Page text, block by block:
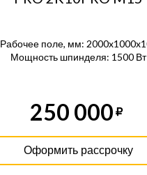
Рабочее поле, мм:
Мощность шпинделя: 1500 Вт
250 000
Оформить рассрочку